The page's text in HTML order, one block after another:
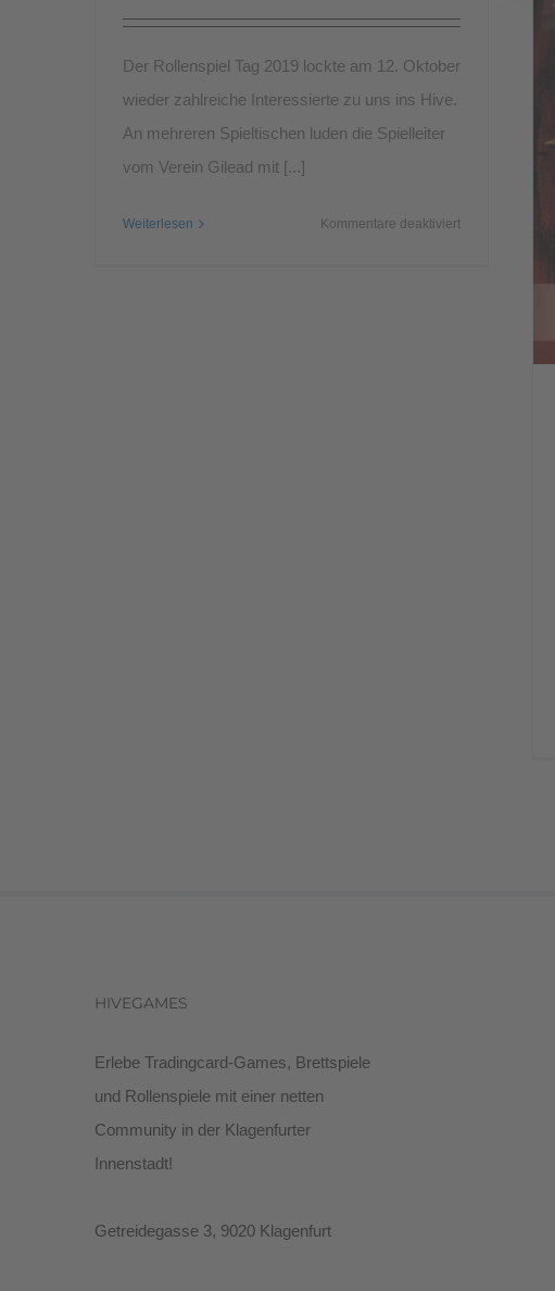
Der Rollenspiel Tag 2019 lockte am 12. Oktober
wieder zahlreiche Interessierte zu uns ins Hive.
An mehreren Spieltischen luden die Spielleiter
vom Verein Gilead mit [...]
Weiterlesen Kommentare deaktiviertfür
HIVEGAMES
Erlebe Tradingcard-Games, Brettspiele
und Rollenspiele mit einer netten
Community in der Klagenfurter
Innenstadt!
Getreidegasse 3, 9020 Klagenfurt